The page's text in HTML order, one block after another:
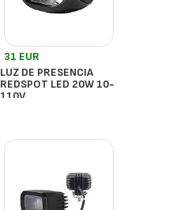
31 EUR
LUZ DE PRESENCIA
REDSPOT LED 20W 10-
110V